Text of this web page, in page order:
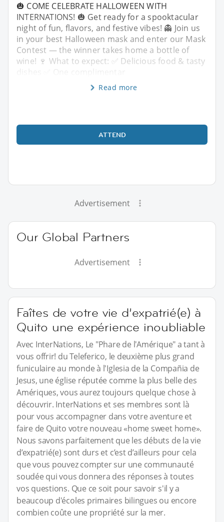
🎃 COME CELEBRATE HALLOWEEN WITH
INTERNATIONS! 🎃 Get ready for a spooktacular
night of fun, flavors, and festive vibes! 👻 Join us
in your best Halloween mask and enter our Mask
Contest — the winner takes home a bottle of
wine! 🍷 What to expect: ✅ Delicious food & tasty
Read more
ATTEND
Advertisement
Our Global Partners
Advertisement
Faîtes de votre vie d’expatrié(e) à
Quito une expérience inoubliable
Avec InterNations, Le "Phare de l'Amérique" a tant à
vous offrir! du Teleferico, le deuxième plus grand
funiculaire au monde à l'Iglesia de la Compañia de
Jesus, une église réputée comme la plus belle des
Amériques, vous aurez toujours quelque chose à
découvrir. InterNations et ses membres sont là
pour vous accompagner dans votre aventure et
faire de Quito votre nouveau «home sweet home».
Nous savons parfaitement que les débuts de la vie
d’expatrié(e) sont durs et c’est d’ailleurs pour cela
que vous pouvez compter sur une communauté
soudée qui vous donnera des réponses à toutes
vos questions. Que ce soit pour savoir s'il y a
beaucoup d'écoles primaires bilingues ou encore
combien coûte une propriété sur la mer.